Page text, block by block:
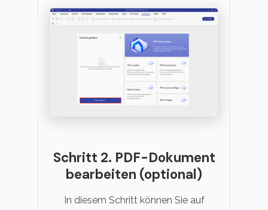
Schritt 2. PDF-Dokument
bearbeiten (optional)
In diesem Schritt können Sie auf